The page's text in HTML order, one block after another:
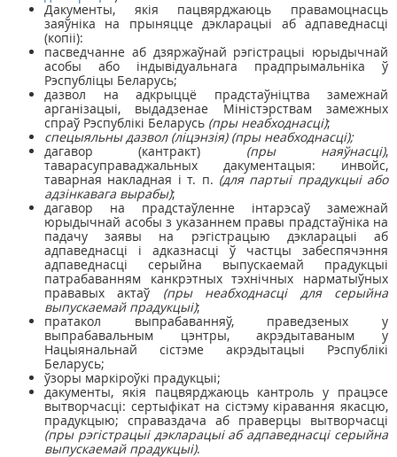
Дакументы, якія пацвярджаюць правамоцнасць
заяўніка на прыняцце дэкларацыі аб адпаведнасці
(копіі):
пасведчанне аб дзяржаўнай рэгістрацыі юрыдычнай
асобы або індывідуальнага прадпрымальніка ў
Рэспубліцы Беларусь;
дазвол на адкрыццё прадстаўніцтва замежнай
арганізацыі, выдадзенае Міністэрствам замежных
спраў Рэспублікі Беларусь (пры неабходнасці);
спецыяльны дазвол (ліцэнзія) (пры неабходнасці);
дагавор (кантракт)(пры наяўнасці),
таварасуправаджальных дакументацыя: инвойс,
таварная накладная і т. п. (для партыі прадукцыі або
адзінкавага вырабы);
дагавор на прадстаўленне інтарэсаў замежнай
юрыдычнай асобы з указаннем правы прадстаўніка на
падачу заявы на рэгістрацыю дэкларацыі аб
адпаведнасці і адказнасці ў частцы забеспячэння
адпаведнасці серыйна выпускаемай прадукцыі
патрабаванням канкрэтных тэхнічных нарматыўных
прававых актаў (пры неабходнасці для серыйна
выпускаемай прадукцыі);
пратакол выпрабаванняў, праведзеных у
выпрабавальным цэнтры, акрэдытаваным у
Нацыянальнай сістэме акрэдытацыі Рэспублікі
Беларусь;
ўзоры маркіроўкі прадукцыі;
дакументы, якія пацвярджаюць кантроль у працэсе
вытворчасці: сертыфікат на сістэму кіравання якасцю,
прадукцыю; справаздача аб праверцы вытворчасці
(пры рэгістрацыі дэкларацыі аб адпаведнасці серыйна
выпускаемай прадукцыі).